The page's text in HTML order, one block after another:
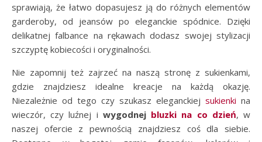
sprawiają, że łatwo dopasujesz ją do różnych elementów
garderoby, od jeansów po eleganckie spódnice. Dzięki
delikatnej falbance na rękawach dodasz swojej stylizacji
szczyptę kobiecości i oryginalności.
Nie zapomnij też zajrzeć na naszą stronę z sukienkami,
gdzie znajdziesz idealne kreacje na każdą okazję.
Niezależnie od tego czy szukasz eleganckiej sukienki na
wieczór, czy luźnej i wygodnej bluzki na co dzień, w
naszej ofercie z pewnością znajdziesz coś dla siebie.